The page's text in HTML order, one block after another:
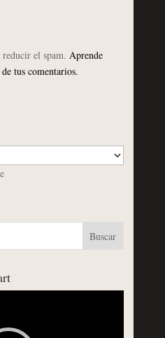
el spam. Aprende
tus comentarios.